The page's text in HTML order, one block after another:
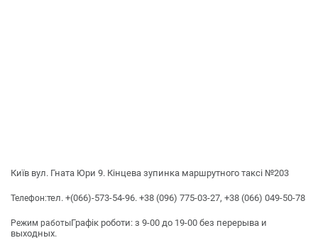
Київ вул. Гната Юри 9. Кінцева зупинка маршрутного таксі №203
Телефон:тел. +(066)-573-54-96. +38 (096) 775-03-27, +38 (066) 049-50-78
Режим работыГрафік роботи: з 9-00 до 19-00 без перерыва и
выходных.